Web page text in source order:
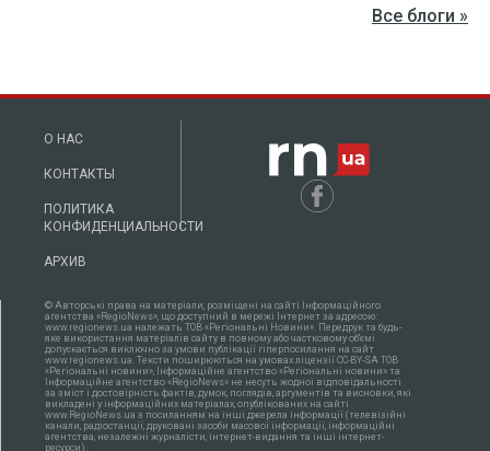
Все блоги »
О НАС
КОНТАКТЫ
ПОЛИТИКА
КОНФИДЕНЦИАЛЬНОСТИ
АРХИВ
© Авторські права на матеріали, розміщені на сайті Інформаційного
агентства «RegioNews», що доступний в мережі Інтернет за адресою:
www.regionews.ua належать ТОВ «Регіональні Новини». Передрук та будь-
яке використання матеріалів сайту в повному або частковому об'ємі
допускається виключно за умови публікації гіперпосилання на сайт
www.regionews.ua. Тексти поширюються нa умовах ліцензії CC-BY-SA ТОВ
«Регіональні новини», Інформаційне агентство «Регіональні новини» та
Інформаційне агентство «RegioNews» не несуть жодної відповідальності
за зміст і достовірність фактів, думок, поглядів, аргументів та висновки, які
викладені у інформаційних матеріалах, опублікованих на сайті
www.RegioNews.ua з посиланням на інші джерела інформації (телевізійні
канали, радіостанції, друковані засоби масової інформації, інформаційні
агентства, незалежні журналісти, інтернет-видання та інші інтернет-
ресурси).